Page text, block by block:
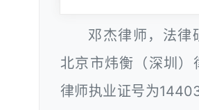
邓杰律师，法律
北京市炜衡（深圳）
律师执业证号为